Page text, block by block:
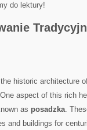
do lektury!
historic architecture
aspect of this rich
as posadzka.
and buildings for